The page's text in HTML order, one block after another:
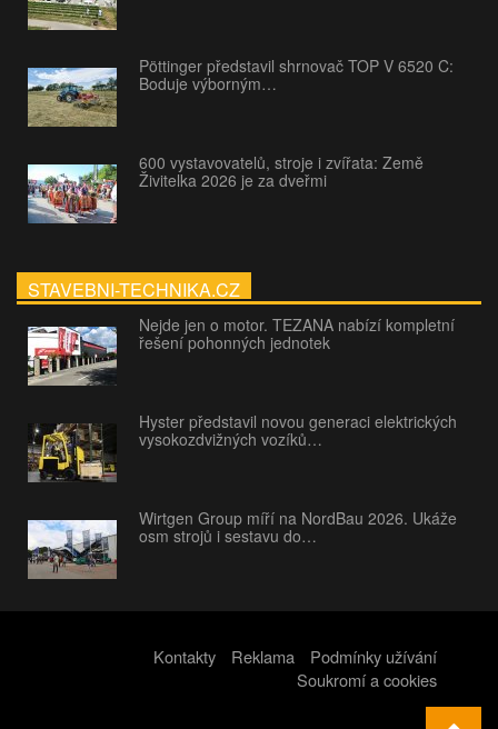
Pöttinger představil shrnovač TOP V 6520 C:
Boduje výborným…
600 vystavovatelů, stroje i zvířata: Země
Živitelka 2026 je za dveřmi
STAVEBNI-TECHNIKA.CZ
Nejde jen o motor. TEZANA nabízí kompletní
řešení pohonných jednotek
Hyster představil novou generaci elektrických
vysokozdvižných vozíků…
Wirtgen Group míří na NordBau 2026. Ukáže
osm strojů i sestavu do…
Kontakty Reklama
Podmínky užívání
Soukromí a cookies